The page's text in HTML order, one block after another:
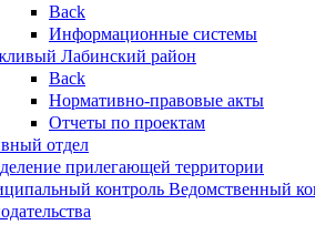
Back
Информационные системы
Лабинский район
Back
Нормативно-правовые акты
Отчеты по проектам
отдел
прилегающей территории
контроль Ведомственный